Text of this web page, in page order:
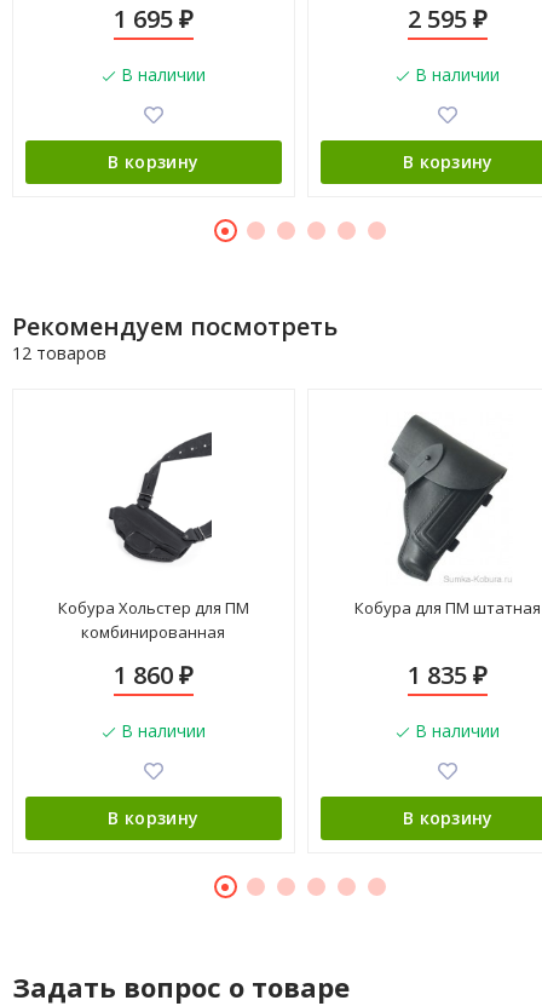
1 695 ₽
В наличии
В корзину
2 595₽
В наличии
В корзину
Рекомендуем посмотреть
12 товаров
Кобура Хольстер для ПМ
комбинированная
1 860 ₽
В наличии
В корзину
Кобура для ПМ штатная
1 835₽
В наличии
В корзину
Задать вопрос о товаре